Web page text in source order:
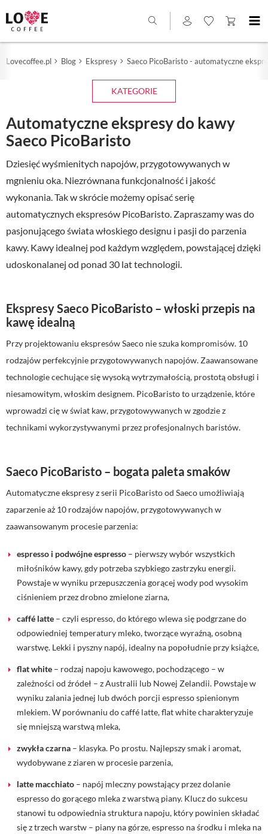
Lovecoffee.pl Blog Ekspresy Saeco PicoBaristo - automatyczne
KATEGORIE
Automatyczne ekspresy do kawy
Saeco PicoBaristo
Dziesięć wyśmienitych napojów, przygotowywanych w
mgnieniu oka. Niezrównana funkcjonalność i jakość
wykonania. Tak w skrócie możemy opisać serię
automatycznych ekspresów PicoBaristo. Zapraszamy was do
pasjonującego świata włoskiego designu i pasji do parzenia
kawy. Kawy idealnej pod każdym względem, powstającej dzięki
udoskonalanej od ponad 30 lat technologii.
Ekspresy Saeco PicoBaristo – włoski przepis na
kawę idealną
Przy projektowaniu ekspresów Saeco nie szuka kompromisów. 10
rodzajów perfekcyjnie przygotowywanych napojów. Zaawansowane
technologie cechujące się wysoką wytrzymałością, prostotą obsługi i
niesamowitym, włoskim designem. PicoBaristo to urządzenie, które
wprowadzi cię w świat kaw, przygotowywanych w zgodzie z
technikami wykorzystywanymi przez profesjonalnych baristów.
Saeco PicoBaristo – bogata paleta smaków
Automatyczne ekspresy z serii PicoBaristo od Saeco umożliwiają
zaparzenie aż 10 rodzajów napojów, przygotowywanych w
zaawansowanym procesie parzenia:
espresso i podwójne espresso – pierwszy wybór wszystkich
miłośników kawy, gdy potrzeba szybkiego zastrzyku energii.
Powstaje w wyniku przepuszczenia gorącej wody pod wysokim
ciśnieniem przez drobno zmielone ziarna,
caffé latte – czyli espresso, do którego wlewa się podgrzane do
odpowiedniej temperatury mleko, tworzące wyraźną, osobną
warstwę. Lekki i pyszny napój, idealny na popołudnie przy książce,
flat white – rodzaj napoju kawowego, pochodzącego – w
zależności od źródeł – z Australii lub Nowej Zelandii. Powstaje w
wyniku zalania jednej lub dwóch porcji espresso spienionym
mlekiem. W porównaniu do caffé latte, flat white charakteryzuje
się mniejszą warstwą mleka,
zwykła czarna – klasyka. Po prostu. Najlepszy smak i aromat,
wydobywane z ziaren w procesie parzenia,
latte macchiato – napój mleczny powstający przez dolanie
espresso do gorącego mleka z warstwą piany. Klucz do sukcesu
stanowi tu odpowiednia struktura napoju, który powinien składać
się z trzech warstw – piany na górze, espresso na środku i mleka na